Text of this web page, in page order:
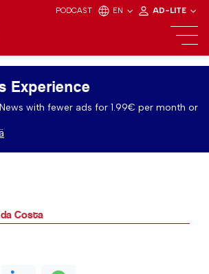
PODCAST EN AD-LITE
Experience
with fewer ads for 1.99€ per month or
Costa